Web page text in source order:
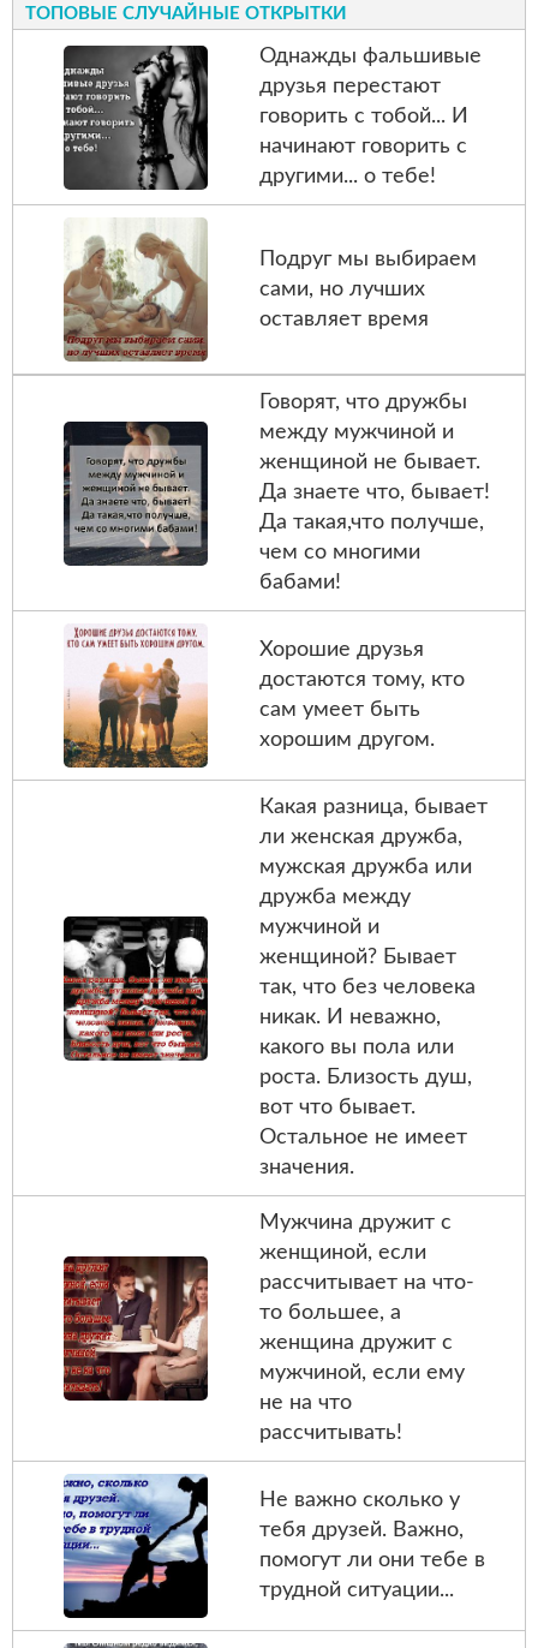
ТОПОВЫЕ СЛУЧАЙНЫЕ ОТКРЫТКИ
Однажды фальшивые
друзья перестают
говорить с тобой... И
начинают говорить с
другими... о тебе!
Подруг мы выбираем
сами, но лучших
оставляет время
Говорят, что дружбы
между мужчиной и
женщиной не бывает.
Да знаете что, бывает!
Да такая,что получше,
чем со многими
бабами!
Хорошие друзья
достаются тому, кто
сам умеет быть
хорошим другом.
Какая разница, бывает
ли женская дружба,
мужская дружба или
дружба между
мужчиной и
женщиной? Бывает
так, что без человека
никак. И неважно,
какого вы пола или
роста. Близость душ,
вот что бывает.
Остальное не имеет
значения.
Мужчина дружит с
женщиной, если
рассчитывает на что-
то большее, а
женщина дружит с
мужчиной, если ему
не на что
рассчитывать!
Не важно сколько у
тебя друзей. Важно,
помогут ли они тебе в
трудной ситуации...